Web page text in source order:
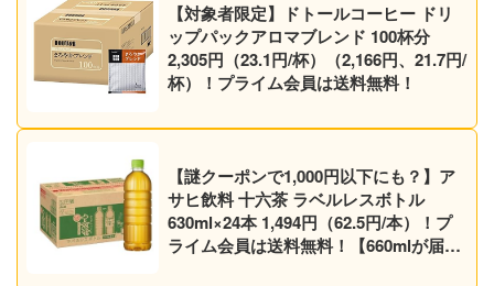
【対象者限定】ドトールコーヒー ドリ
ップパックアロマブレンド 100杯分
2,305円（23.1円/杯）（2,166円、21.7円/
杯）！プライム会員は送料無料！
【謎クーポンで1,000円以下にも？】ア
サヒ飲料 十六茶 ラベルレスボトル
630ml×24本 1,494円（62.5円/本）！プ
ライム会員は送料無料！【660mlが届く